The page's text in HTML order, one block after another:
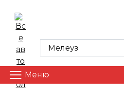
content
Меню